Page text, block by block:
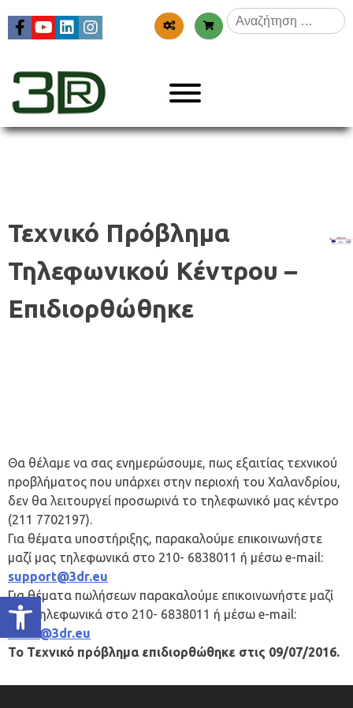
Ανοίξτε τη γραμμή εργαλείων
Αναζήτηση
για:
3dr
Τεχνικό Πρόβλημα
Τηλεφωνικού Κέντρου –
Επιδιoρθώθηκε
Θα θέλαμε να σας ενημερώσουμε, πως εξαιτίας τεχνικού
προβλήματος που υπάρχει στην περιοχή του Χαλανδρίου,
δεν θα λειτουργεί προσωρινά το τηλεφωνικό μας κέντρο
(211 7702197).
Για θέματα υποστήριξης, παρακαλούμε επικοινωνήστε
μαζί μας τηλεφωνικά στο 210- 6838011 ή μέσω e-mail:
support@3dr.eu
Για θέματα πωλήσεων παρακαλούμε επικοινωνήστε μαζί
μας τηλεφωνικά στο 210- 6838011 ή μέσω e-mail:
sales@3dr.eu
Το Τεχνικό πρόβλημα επιδιορθώθηκε στις 09/07/2016.